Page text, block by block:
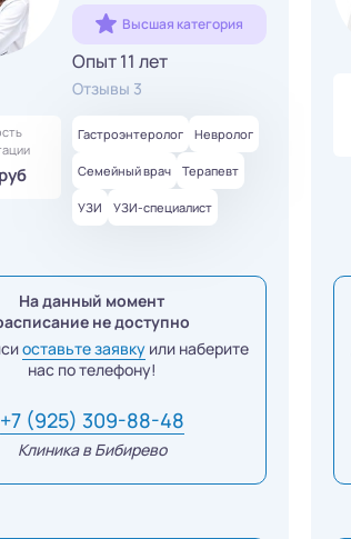
Высшая категория
Опыт 11 лет
Отзывы 3
Гастроэнтеролог Невролог
Семейный врач Терапевт
УЗИ УЗИ-специалист
На данный момент
не доступно
оставьте заявку или наберите
нас по телефону!
+7 (925) 309-88-48
Клиника в Бибирево